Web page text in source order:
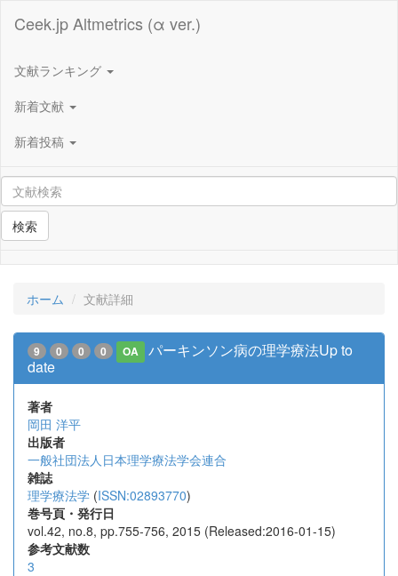
Ceek.jp Altmetrics (α ver.)
文献ランキング
新着文献
新着投稿
検索
ホーム 文献詳細
9 0 0 0 OA
パーキンソン病の理学療法Up to
date
著者
岡田 洋平
出版者
一般社団法人日本理学療法学会連合
雑誌
理学療法学 (ISSN:02893770)
巻号頁・発行日
vol.42, no.8, pp.755-756, 2015 (Released:2016-01-15)
参考文献数
3